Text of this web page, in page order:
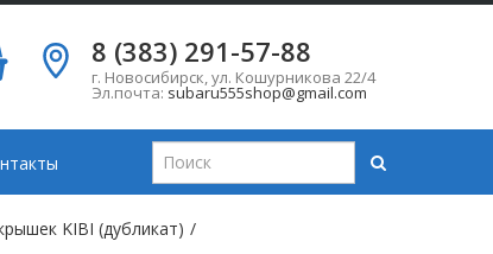
8 (383) 291-57-88
г. Новосибирск,ул. Кошурникова 22/4
Эл.почта: subaru555shop@gmail.com
KIBI (дубликат) /